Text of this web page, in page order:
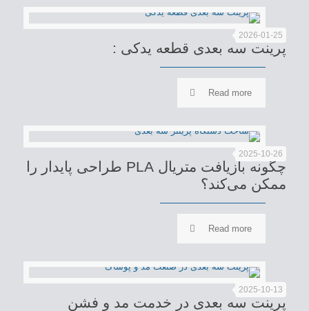
2026-01-25
پرینت سه بعدی قطعه یدکی :
Read more
2025-10-26
چگونه بازیافت متریال PLA طراحی پایدار را
ممکن می‌کند؟
Read more
2025-10-13
پرینت سه بعدی در خدمت مد و فشن